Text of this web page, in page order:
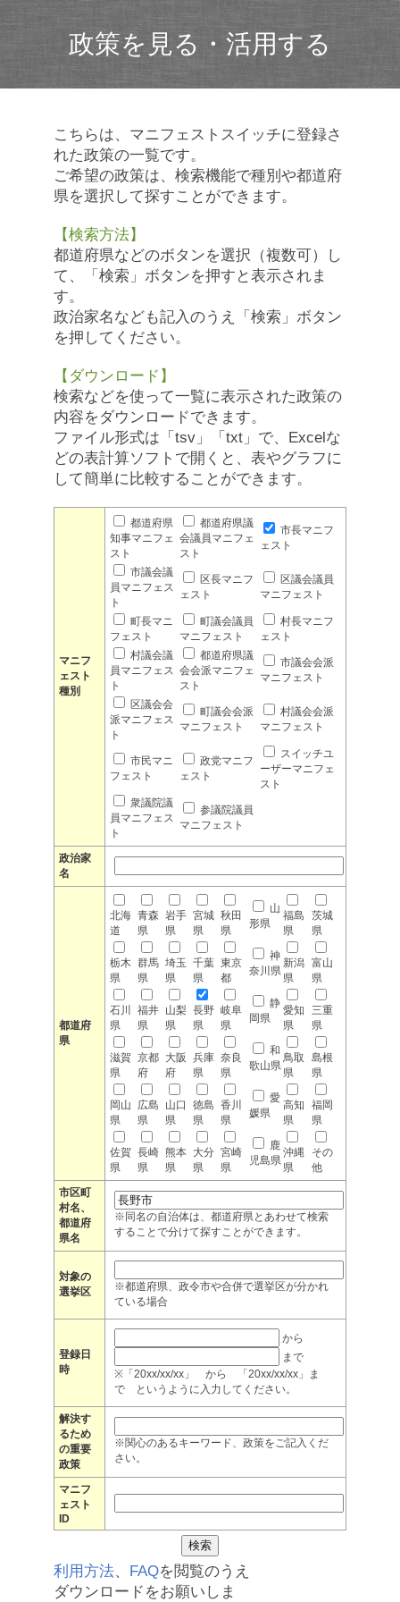
政策を見る・活用する
こちらは、マニフェストスイッチに登録さ
れた政策の一覧です。
ご希望の政策は、検索機能で種別や都道府
県を選択して探すことができます。
【検索方法】
都道府県などのボタンを選択（複数可）し
て、「検索」ボタンを押すと表示されま
す。
政治家名なども記入のうえ「検索」ボタン
を押してください。
【ダウンロード】
検索などを使って一覧に表示された政策の
内容をダウンロードできます。
ファイル形式は「tsv」「txt」で、Excelな
どの表計算ソフトで開くと、表やグラフに
して簡単に比較することができます。
マニフ
ェスト
種別
都道府県
知事マニフェ
スト
都道府県議
会議員マニフェ
スト
市長マニフ
ェスト
市議会議
員マニフェス
ト
区長マニフ
ェスト
区議会議員
マニフェスト
町長マニ
フェスト
町議会議員
マニフェスト
村長マニフ
ェスト
村議会議
員マニフェス
ト
都道府県議
会会派マニフェ
スト
市議会会派
マニフェスト
区議会会
派マニフェス
ト
町議会会派
マニフェスト
村議会会派
マニフェスト
市民マニ
フェスト
政党マニフ
ェスト
スイッチユ
ーザーマニフェ
スト
衆議院議
員マニフェス
ト
参議院議員
マニフェスト
政治家
名
都道府
県
北海
道
青森
県
岩手
県
宮城
県
秋田
県
山
形県
福島
県
茨城
県
栃木
県
群馬
県
埼玉
県
千葉
県
東京
都
神
奈川県
新潟
県
富山
県
石川
県
福井
県
山梨
県
長野
県
岐阜
県
静
岡県
愛知
県
三重
県
滋賀
県
京都
府
大阪
府
兵庫
県
奈良
県
和
歌山県
鳥取
県
島根
県
岡山
県
広島
県
山口
県
徳島
県
香川
県
愛
媛県
高知
県
福岡
県
佐賀
県
長崎
県
熊本
県
大分
県
宮崎
県
鹿
児島県
沖縄
県
その
他
市区町
村名、
都道府
県名
※同名の自治体は、都道府県とあわせて検索
することで分けて探すことができます。
対象の
選挙区
※都道府県、政令市や合併で選挙区が分かれ
ている場合
登録日
時
から
まで
※「20xx/xx/xx」 から 「20xx/xx/xx」ま
で というように入力してください。
解決す
るため
の重要
政策
※関心のあるキーワード、政策をご記入くだ
さい。
マニフ
ェスト
ID
利用方法、 FAQを閲覧のうえ
ダウンロードをお願いしま